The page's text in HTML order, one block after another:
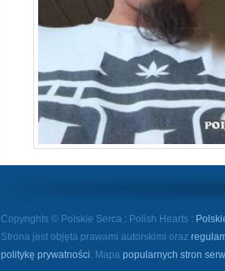
Copyrights © Polskie Serca : Polish Hearts :
Strona jest objęta prawami autorskimi oraz
politykę prywatności . Mapa popularnych stron